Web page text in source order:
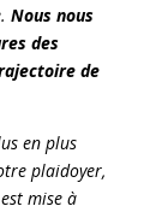
Nous nous
des
de
en plus
plaidoyer,
mise à